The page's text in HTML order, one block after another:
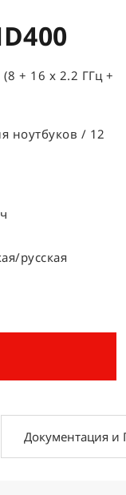
+ 16 x 2.2 ГГц +
ноутбуков / 12
русская
Документация и